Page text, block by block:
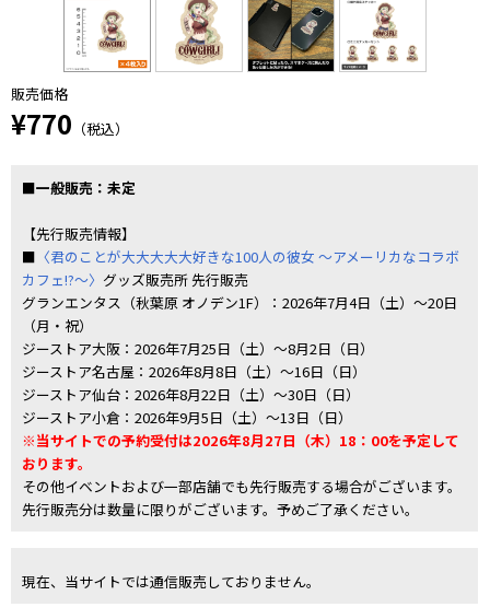
販売価格
¥770 （税込）
■一般販売：未定
【先行販売情報】
■ 〈君のことが大大大大大好きな100人の彼女 ～アメーリカなコラボ
カフェ!?～〉 グッズ販売所 先行販売
グランエンタス（秋葉原 オノデン1F）：2026年7月4日（土）～20日
（月・祝）
ジーストア大阪：2026年7月25日（土）～8月2日（日）
ジーストア名古屋：2026年8月8日（土）～16日（日）
ジーストア仙台：2026年8月22日（土）～30日（日）
ジーストア小倉：2026年9月5日（土）～13日（日）
※当サイトでの予約受付は2026年8月27日（木）18：00を予定して
おります。
その他イベントおよび一部店舗でも先行販売する場合がございます。
先行販売分は数量に限りがございます。予めご了承ください。
現在、当サイトでは通信販売しておりません。